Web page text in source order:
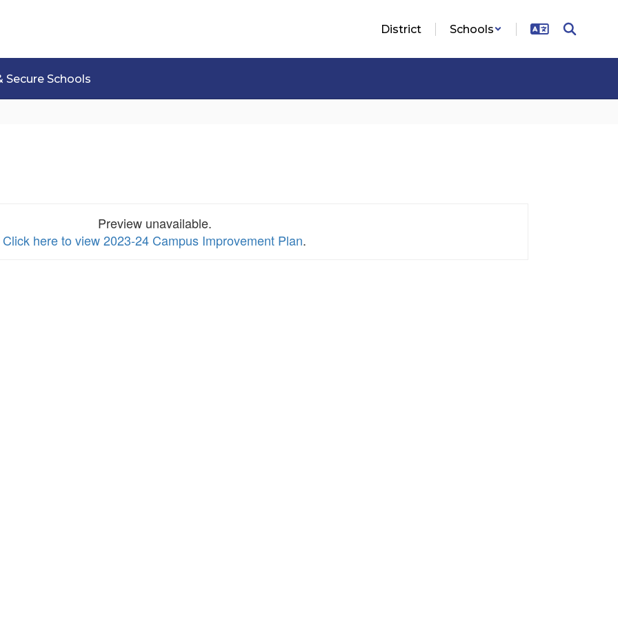
District Schools
Secure Schools
Preview unavailable.
Click here to view 2023-24 Campus Improvement Plan.